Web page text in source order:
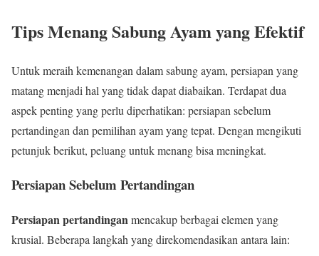
Tips Menang Sabung Ayam yang Efektif
Untuk meraih kemenangan dalam sabung ayam, persiapan yang
matang menjadi hal yang tidak dapat diabaikan. Terdapat dua
aspek penting yang perlu diperhatikan: persiapan sebelum
pertandingan dan pemilihan ayam yang tepat. Dengan mengikuti
petunjuk berikut, peluang untuk menang bisa meningkat.
Persiapan Sebelum Pertandingan
Persiapan pertandinganmencakup berbagai elemen yang
krusial. Beberapa langkah yang direkomendasikan antara lain: